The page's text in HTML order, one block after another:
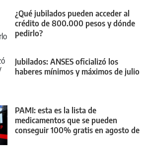
¿Qué jubilados pueden acceder al
crédito de 800.000 pesos y dónde
pedirlo?
Jubilados: ANSES oficializó los
haberes mínimos y máximos de julio
PAMI: esta es la lista de
medicamentos que se pueden
conseguir 100% gratis en agosto de